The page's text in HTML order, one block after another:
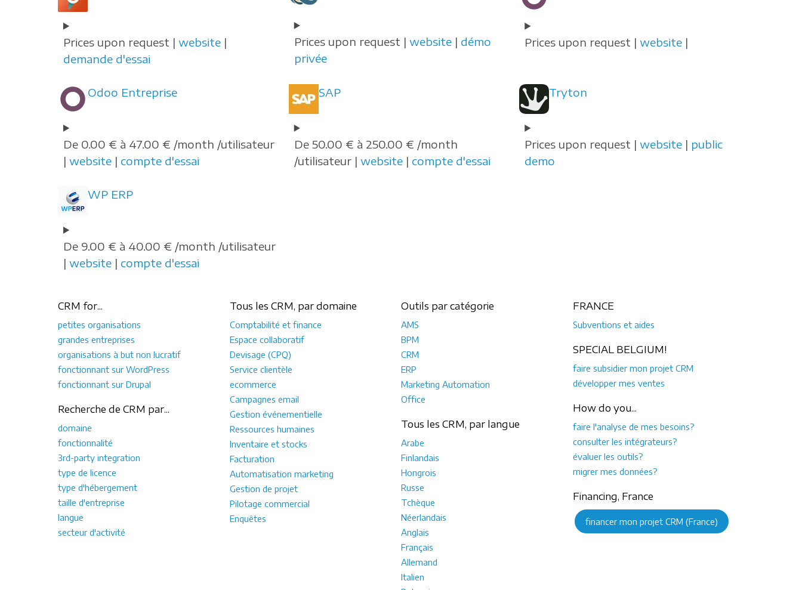
Prices upon request | website |
demande d'essai
Prices upon request | website| démo
privée
Prices upon request |website |
Odoo Entreprise
De 0.00 € à 47.00 € /month /utilisateur
| website | compte d'essai
SAP
De 50.00 € à 250.00 € /month
/utilisateur | website| compte d'essai
Tryton
Prices upon request |website | public
demo
WP ERP
De 9.00 € à 40.00 € /month /utilisateur
| website | compte d'essai
CRM for...
petites organisations
grandes entreprises
organisations à but non lucratif
fonctionnant sur WordPress
fonctionnant sur Drupal
Recherche de CRM par...
domaine
fonctionnalité
3rd-party integration
type de licence
type d'hébergement
taille d'entreprise
langue
secteur d'activité
Tous les CRM, par domaine
Comptabilité et finance
Espace collaboratif
Devisage (CPQ)
Service clientèle
ecommerce
Campagnes email
Gestion événementielle
Ressources humaines
Inventaire et stocks
Facturation
Automatisation marketing
Gestion de projet
Pilotage commercial
Enquêtes
Outils par catégorie
AMS
BPM
CRM
ERP
Marketing Automation
Office
Tous les CRM, par langue
Arabe
Finlandais
Hongrois
Russe
Tchèque
Néerlandais
Anglais
Français
Allemand
Italien
FRANCE
Subventions et aides
SPECIAL BELGIUM!
faire subsidier mon projet CRM
développer mes ventes
How do you...
faire l'analyse de mes besoins?
consulter les intégrateurs?
évaluer les outils?
migrer mes données?
Financing, France
financer mon projet CRM (France)